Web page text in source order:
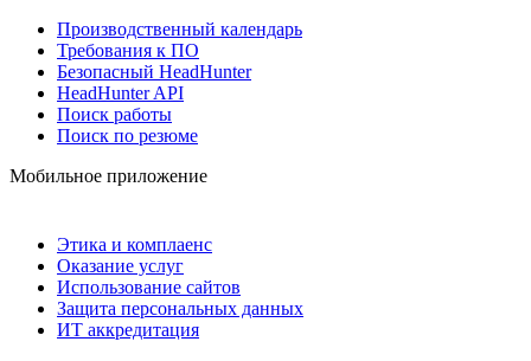
Производственный календарь
Требования к ПО
Безопасный HeadHunter
HeadHunter API
Поиск работы
Поиск по резюме
Мобильное приложение
Этика и комплаенс
Оказание услуг
Использование сайтов
Защита персональных данных
ИТ аккредитация